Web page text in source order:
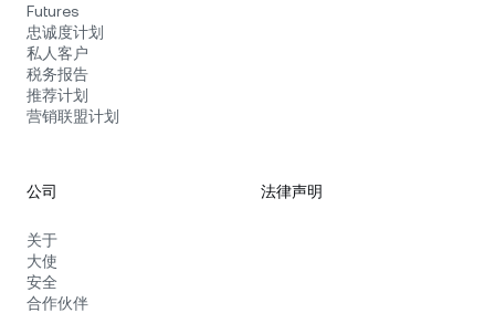
Futures
忠诚度计划
私人客户
税务报告
推荐计划
营销联盟计划
公司
关于
大使
安全
合作伙伴
法律声明